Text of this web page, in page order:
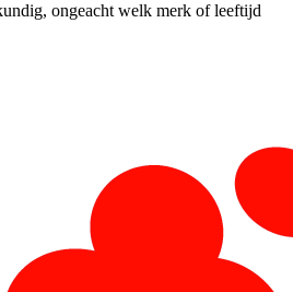
ongeacht welk merk of leeftijd